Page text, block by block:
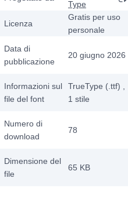
Type
Licenza
Gratis per uso
personale
Data di
pubblicazione
20 giugno 2026
Informazioni sul
file del font
TrueType (.ttf)
1 stile
Numero di
download
78
Dimensione del
file
65 KB